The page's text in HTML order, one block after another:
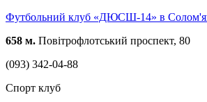
Футбольний клуб «ДЮСШ-14» в
658 м. Повітрофлотський проспект, 80
(093) 342-04-88
Спорт клуб